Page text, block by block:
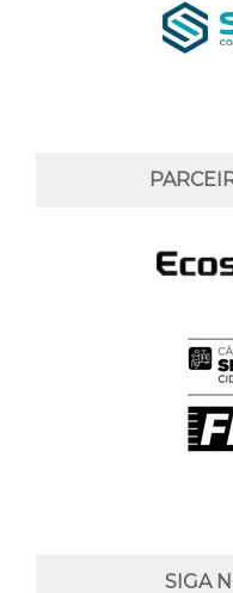
SIGA